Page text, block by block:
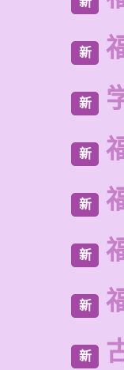
新
新
新
新
新
新
新